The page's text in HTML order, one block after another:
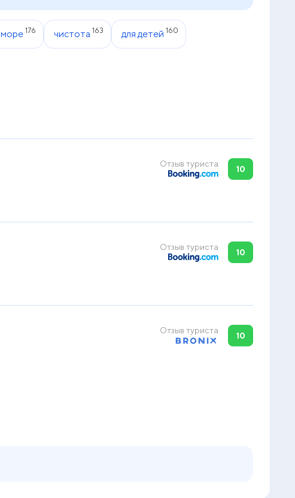
море 176 чистота 163 для детей 160
Отзыв туриста
10
Отзыв туриста
10
Отзыв туриста
10